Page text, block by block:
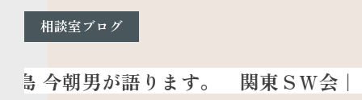
相談室ブログ
関東ＳＷ会｜